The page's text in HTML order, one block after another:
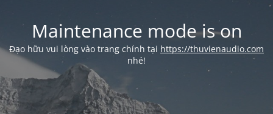
Maintenance mode is on
Đạo hữu vui lòng vào trang chính tại https://thuvienaudio.com
nhé!